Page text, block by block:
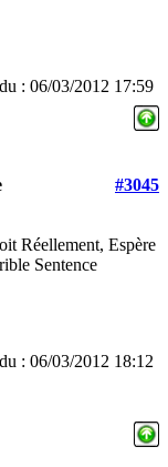
: 06/03/2012 17:59
#3045
Réellement, Espère
Sentence
: 06/03/2012 18:12